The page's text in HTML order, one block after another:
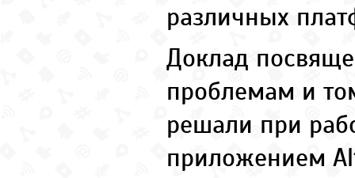
различных
Доклад
проблемам и
решали при
приложением